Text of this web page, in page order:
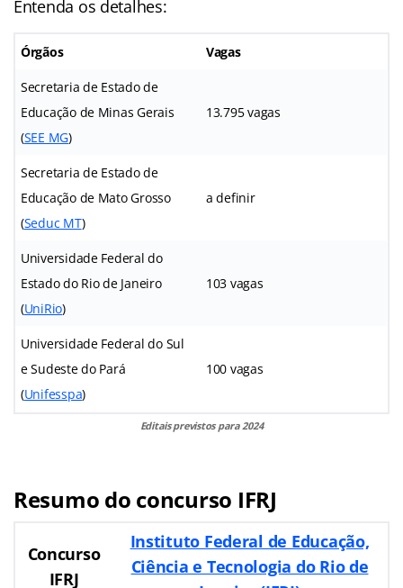
Entenda os detalhes:
Órgãos Vagas
Secretaria de Estado de
Educação de Minas Gerais
(SEE MG)
13.795 vagas
Secretaria de Estado de
Educação de Mato Grosso
(Seduc MT)
a definir
Universidade Federal do
Estado do Rio de Janeiro
(UniRio)
103 vagas
Universidade Federal do Sul
e Sudeste do Pará
(Unifesspa)
100 vagas
Editais previstos para 2024
Resumo do concurso IFRJ
Concurso
IFRJ
Instituto Federal de Educação,
Ciência e Tecnologia do Rio de